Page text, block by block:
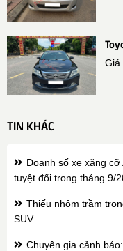
TIN KHÁC
Doanh số xe xăng
tuyệt đối trong tháng 9/
Thiếu nhôm trầm
SUV
Chuyên gia cảnh